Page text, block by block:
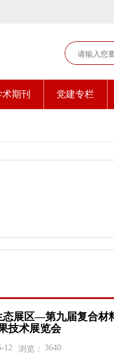
术期刊 党建专栏
态展区—第九届复合材
技术展览会
12 浏览： 3640